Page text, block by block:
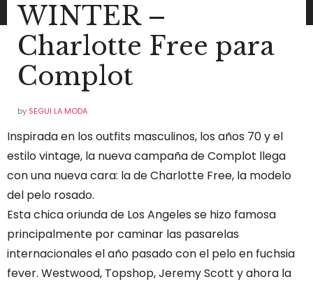
WINTER –
Charlotte Free para
Complot
by SEGUI LA MODA
Inspirada en los outfits masculinos, los años 70 y el
estilo vintage, la nueva campaña de Complot llega
con una nueva cara: la de Charlotte Free, la modelo
del pelo rosado.
Esta chica oriunda de Los Angeles se hizo famosa
principalmente por caminar las pasarelas
internacionales el año pasado con el pelo en fuchsia
fever. Westwood, Topshop, Jeremy Scott y ahora la